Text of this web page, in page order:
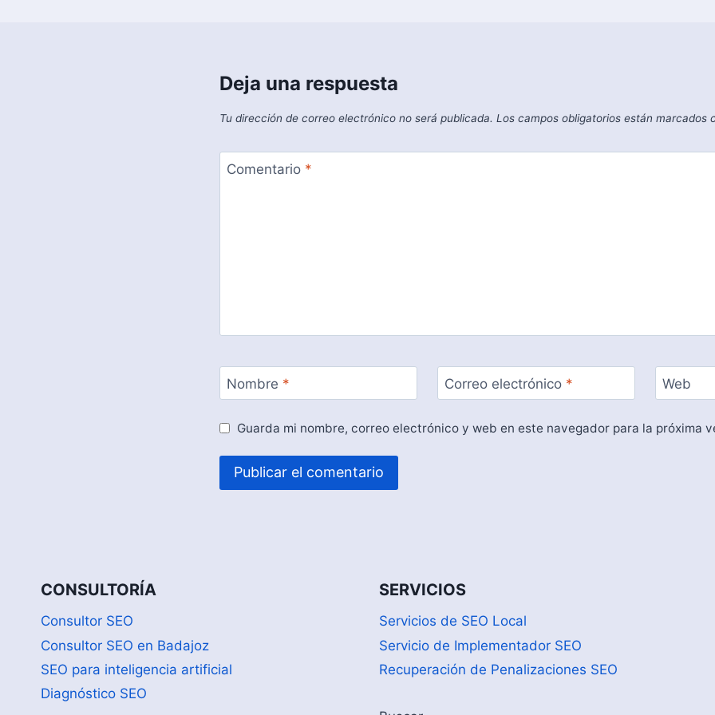
Deja una respuesta
Tu dirección de correo electrónico no será publicada. Los campos obligatorios están marcados
Comentario *
Nombre * Correo electrónico * Web
Guarda mi nombre, correo electrónico y web en este navegador para la próxima
CONSULTORÍA
Consultor SEO
Consultor SEO en Badajoz
SEO para inteligencia artificial
Diagnóstico SEO
SERVICIOS
Servicios de SEO Local
Servicio de Implementador SEO
Recuperación de Penalizaciones SEO